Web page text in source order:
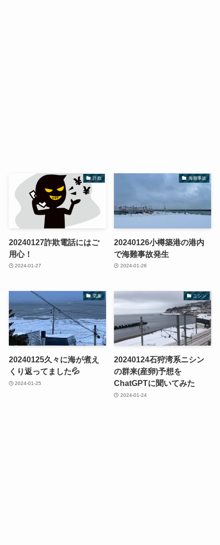
詐欺
20240127詐欺電話にはご
用心！
2024-01-27
海難事故
20240126小樽築港の港内
で海難事故発生
2024-01-26
気象
20240125久々に海が煮え
くり返ってました💦
2024-01-25
ニシン
20240124石狩湾系ニシン
の群来(産卵)予想を
ChatGPTに聞いてみた
2024-01-24